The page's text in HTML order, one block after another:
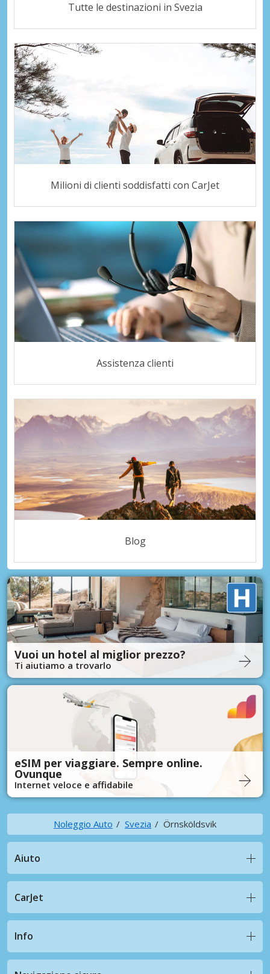
Tutte le destinazioni in Svezia
Milioni di clienti soddisfatti con CarJet
Assistenza clienti
Blog
Vuoi un hotel al miglior prezzo?
Ti aiutiamo a trovarlo
eSIM per viaggiare. Sempre online.
Ovunque
Internet veloce e affidabile
Noleggio Auto Svezia Örnsköldsvik
Aiuto
CarJet
Info